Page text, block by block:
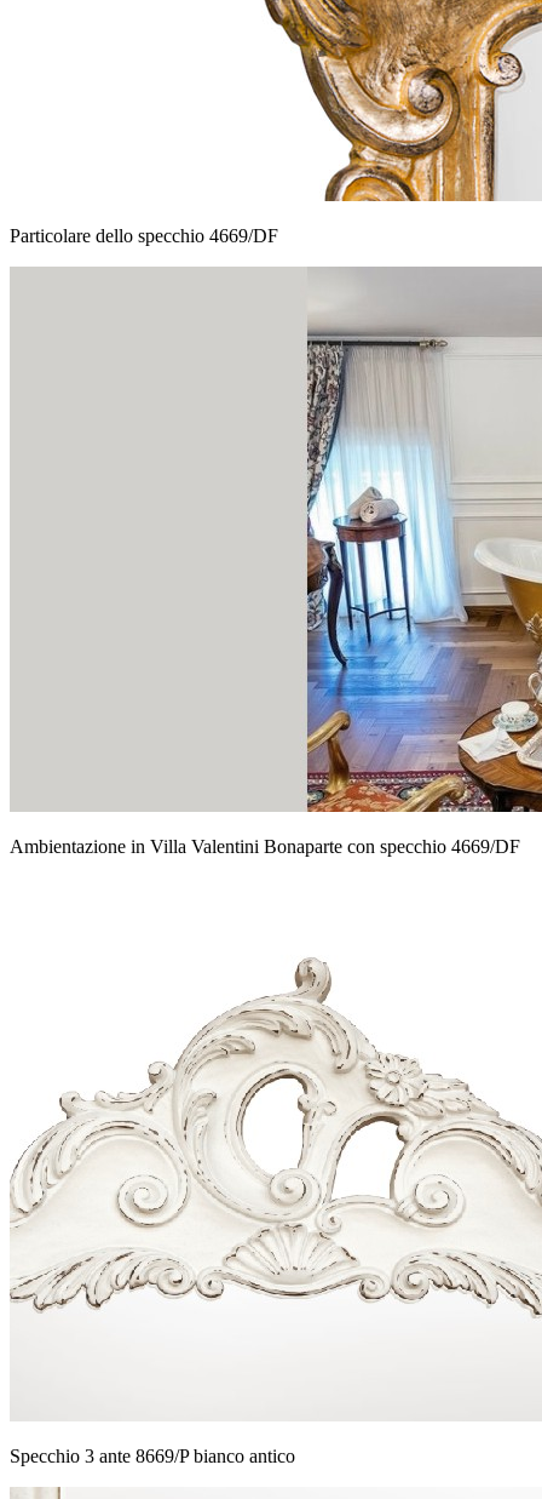
Particolare dello specchio 4669/DF
Ambientazione in Villa Valentini Bonaparte con specchio 4669/DF
Specchio 3 ante 8669/P bianco antico